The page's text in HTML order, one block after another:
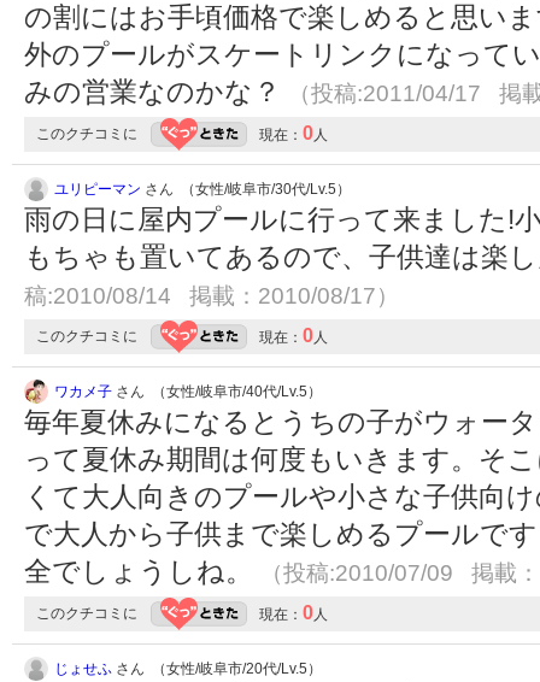
の割にはお手頃価格で楽しめると思い
外のプールがスケートリンクになって
みの営業なのかな？
（投稿:2011/04/17 掲
このクチコミに 現在： 0人
ユリピーマン さん （女性/岐阜市/30代/Lv.5）
雨の日に屋内プールに行って来ました!
もちゃも置いてあるので、子供達は楽
稿:2010/08/14 掲載：2010/08/17）
このクチコミに 現在： 0人
ワカメ子 さん （女性/岐阜市/40代/Lv.5）
毎年夏休みになるとうちの子がウォー
って夏休み期間は何度もいきます。そ
くて大人向きのプールや小さな子供向
で大人から子供まで楽しめるプールで
全でしょうしね。
（投稿:2010/07/09 掲載
このクチコミに 現在： 0人
じょせふ さん （女性/岐阜市/20代/Lv.5）